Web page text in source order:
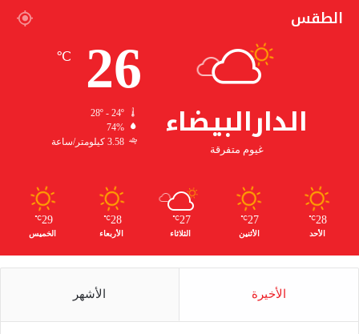
الطقس
الدارالبيضاء
غيوم متفرقة
26
℃
74%
3.58 كيلومتر/ساعة
28
℃
الأحد
27
℃
الأثنين
27
℃
الثلاثاء
28
℃
الأربعاء
29
℃
الخميس
الأخيرة الأشهر